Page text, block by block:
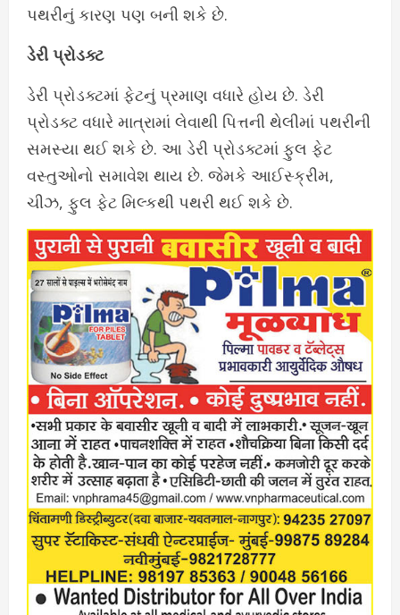
પથરીનું કારણ પણ બની શકે છે.
ડેરી પ્રોડક્ટ
ડેરી પ્રોડક્ટમાં ફેટનું પ્રમાણ વધારે હોય છે. ડેરી
પ્રોડક્ટ વધારે માત્રામાં લેવાથી પિત્તની થેલીમાં પથરીની
સમસ્યા થઈ શકે છે. આ ડેરી પ્રોડક્ટમાં ફુલ ફેટ
વસ્તુઓનો સમાવેશ થાય છે. જેમકે આઈસ્ક્રીમ,
ચીઝ, ફુલ ફેટ મિલ્કથી પથરી થઈ શકે છે.